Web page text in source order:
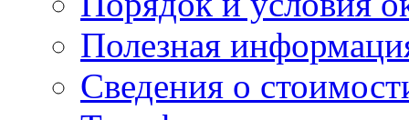
Полезная
Сведения о